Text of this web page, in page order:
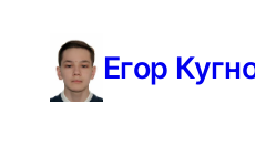
содержимому
Егор